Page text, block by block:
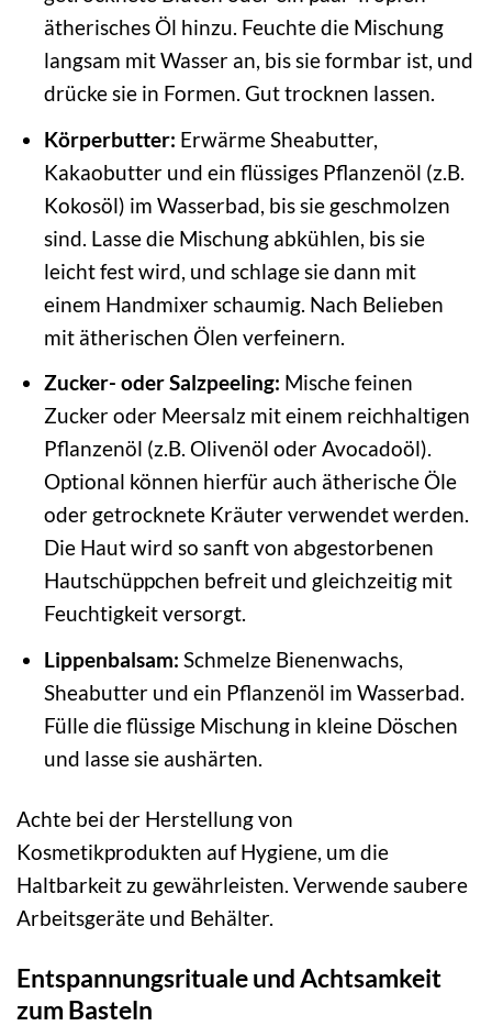
ätherisches Öl hinzu. Feuchte die Mischung
langsam mit Wasser an, bis sie formbar ist, und
drücke sie in Formen. Gut trocknen lassen.
Körperbutter: Erwärme Sheabutter,
Kakaobutter und ein flüssiges Pflanzenöl (z.B.
Kokosöl) im Wasserbad, bis sie geschmolzen
sind. Lasse die Mischung abkühlen, bis sie
leicht fest wird, und schlage sie dann mit
einem Handmixer schaumig. Nach Belieben
mit ätherischen Ölen verfeinern.
Zucker- oder Salzpeeling: Mische feinen
Zucker oder Meersalz mit einem reichhaltigen
Pflanzenöl (z.B. Olivenöl oder Avocadoöl).
Optional können hierfür auch ätherische Öle
oder getrocknete Kräuter verwendet werden.
Die Haut wird so sanft von abgestorbenen
Hautschüppchen befreit und gleichzeitig mit
Feuchtigkeit versorgt.
Lippenbalsam: Schmelze Bienenwachs,
Sheabutter und ein Pflanzenöl im Wasserbad.
Fülle die flüssige Mischung in kleine Döschen
und lasse sie aushärten.
Achte bei der Herstellung von
Kosmetikprodukten auf Hygiene, um die
Haltbarkeit zu gewährleisten. Verwende saubere
Arbeitsgeräte und Behälter.
Entspannungsrituale und Achtsamkeit
zum Basteln